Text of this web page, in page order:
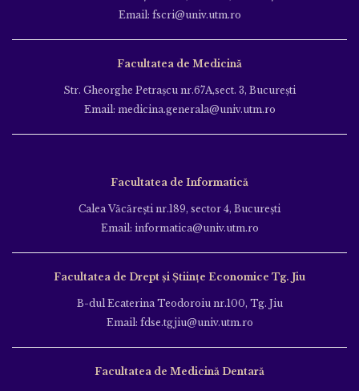
Email: fscri@univ.utm.ro
Facultatea de Medicină
Str. Gheorghe Petraşcu nr.67A,sect. 3, Bucureşti
Email: medicina.generala@univ.utm.ro
Facultatea de Informatică
Calea Văcăreşti nr.189, sector 4, Bucureşti
Email: informatica@univ.utm.ro
Facultatea de Drept și Științe Economice Tg. Jiu
B-dul Ecaterina Teodoroiu nr.100, Tg. Jiu
Email: fdse.tgjiu@univ.utm.ro
Facultatea de Medicină Dentară